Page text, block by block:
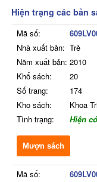
Hiện trạng các bản
Mã số:
Nhà xuất bản: Trẻ
Năm xuất bản: 2010
Khổ sách:
20
Số trang:
174
Kho sách:
Khoa
Tình trạng:
Hiện có
Mượn sách
Mã số: